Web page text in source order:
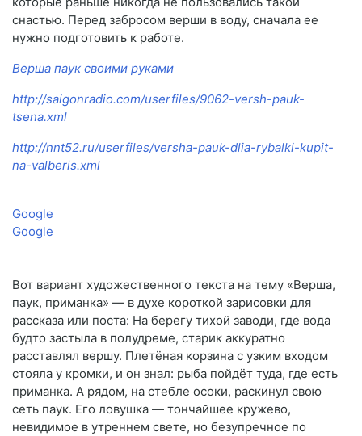
снастью. Перед забросом верши в воду, сначала ее
нужно подготовить к работе.
Верша паук своими руками
http://saigonradio.com/userfiles/9062-versh-pauk-
tsena.xml
http://nnt52.ru/userfiles/versha-pauk-dlia-rybalki-kupit-
na-valberis.xml
Google
Google
Вот вариант художественного текста на тему «Верша,
паук, приманка» — в духе короткой зарисовки для
рассказа или поста: На берегу тихой заводи, где вода
будто застыла в полудреме, старик аккуратно
расставлял вершу. Плетёная корзина с узким входом
стояла у кромки, и он знал: рыба пойдёт туда, где есть
приманка. А рядом, на стебле осоки, раскинул свою
сеть паук. Его ловушка — тончайшее кружево,
невидимое в утреннем свете, но безупречное по